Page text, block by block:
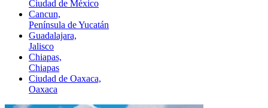
Ciudad de México
Cancun,
Península de Yucatán
Guadalajara,
Jalisco
Chiapas,
Chiapas
Ciudad de Oaxaca,
Oaxaca